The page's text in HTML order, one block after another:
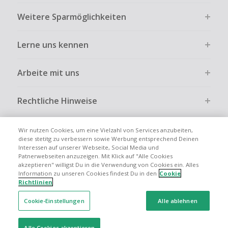
Cashback-Betrag vom tatsächlich gezahlten Betrag
Enthält ein Einkauf Produkte mit unterschiedlichen
Umfang eines privaten Nutzens entsprechen.
Die hier angezeigten Informationen können sich ändern.
Es gelten die Allgemeinen Geschäftsbedingungen von
TopCashback sowie die Bedingungen des jeweiligen
Händlers.
Stornierung, Kündigung eines Abonnements oder Widerruf
Gewerbliche, Reseller- oder ungewöhnlich große
Cashback ausgeschlossen.
über TopCashback gestartet wurde.
Weitere Sparmöglichkeiten
Lerne uns kennen
Arbeite mit uns
Rechtliche Hinweise
Globale Websites UK US CN JP FR AU
© 2005 - 2026 TopCashback Group Limited
Wir nutzen Cookies, um eine Vielzahl von Services anzubeiten,
diese stetitg zu verbessern sowie Werbung entsprechend Deinen
Interessen auf unserer Webseite, Social Media und
Patnerwebseiten anzuzeigen. Mit Klick auf "Alle Cookies
akzeptieren" willigst Du in die Verwendung von Cookies ein. Alles
Information zu unseren Cookies findest Du in den Cookie
Richtlinien
Cookie-Einstellungen Alle ablehnen